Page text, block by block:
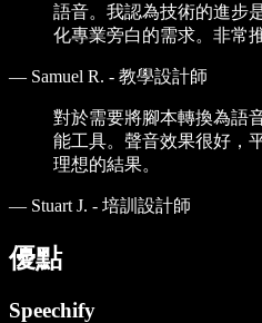
語音。我認為技術的進步
化專業旁白的需求。非常推
— Samuel R. - 教學設計師
對於需要將腳本轉換為語
能工具。聲音效果很好，
理想的結果。
— Stuart J. - 培訓設計師
優點
Speechify